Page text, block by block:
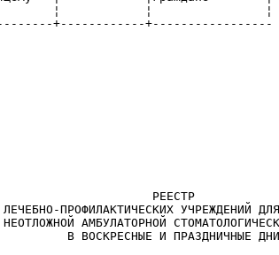
¦            ¦                ¦
+------------+-----------------
РЕЕСТР
ПРОФИЛАКТИЧЕСКИХ УЧРЕЖДЕНИЙ
АМБУЛАТОРНОЙ
В ВОСКРЕСНЫЕ И ПРАЗДНИЧНЫЕ ДНИ